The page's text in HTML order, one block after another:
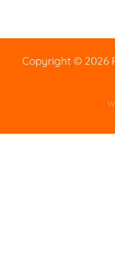
Copyright © 2026